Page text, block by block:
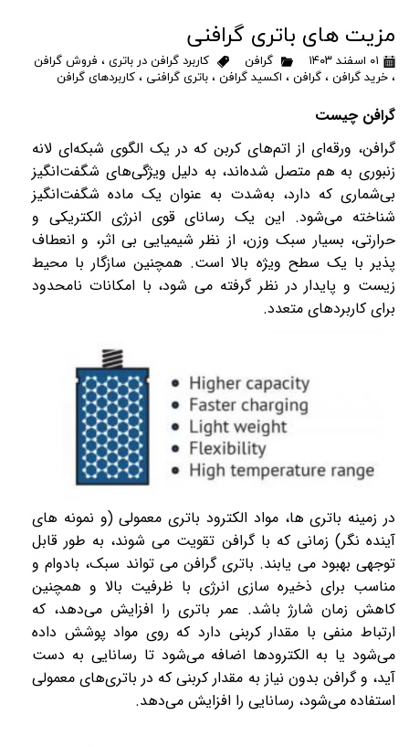
مزیت های باتری گرافنی
۰۱ اسفند ۱۴۰۳ گرافن کاربرد گرافن در باتری ، فروش گرافن
،خرید گرافن ،گرافن ، اکسید گرافن ،باتری گرافنی ،کاربردهای گرافن
گرافن چیست
گرافن، ورقه‌ای از اتم‌های کربن که در یک الگوی شبکه‌ای لانه
زنبوری به هم متصل شده‌اند، به دلیل ویژگی‌های شگفت‌انگیز
بی‌شماری که دارد، به‌شدت به عنوان یک ماده شگفت‌انگیز
شناخته می‌شود. این یک رسانای قوی انرژی الکتریکی و
حرارتی، بسیار سبک وزن، از نظر شیمیایی بی اثر، و انعطاف
پذیر با یک سطح ویژه بالا است. همچنین سازگار با محیط
زیست و پایدار در نظر گرفته می شود، با امکانات نامحدود
برای کاربردهای متعدد.
در زمینه باتری ها، مواد الکترود باتری معمولی (و نمونه های
آینده نگر) زمانی که با گرافن تقویت می شوند، به طور قابل
توجهی بهبود می یابند. باتری گرافن می تواند سبک، بادوام و
مناسب برای ذخیره سازی انرژی با ظرفیت بالا و همچنین
کاهش زمان شارژ باشد. عمر باتری را افزایش می‌دهد، که
ارتباط منفی با مقدار کربنی دارد که روی مواد پوشش داده
می‌شود یا به الکترودها اضافه می‌شود تا رسانایی به دست
آید، و گرافن بدون نیاز به مقدار کربنی که در باتری‌های معمولی
استفاده می‌شود، رسانایی را افزایش می‌دهد.